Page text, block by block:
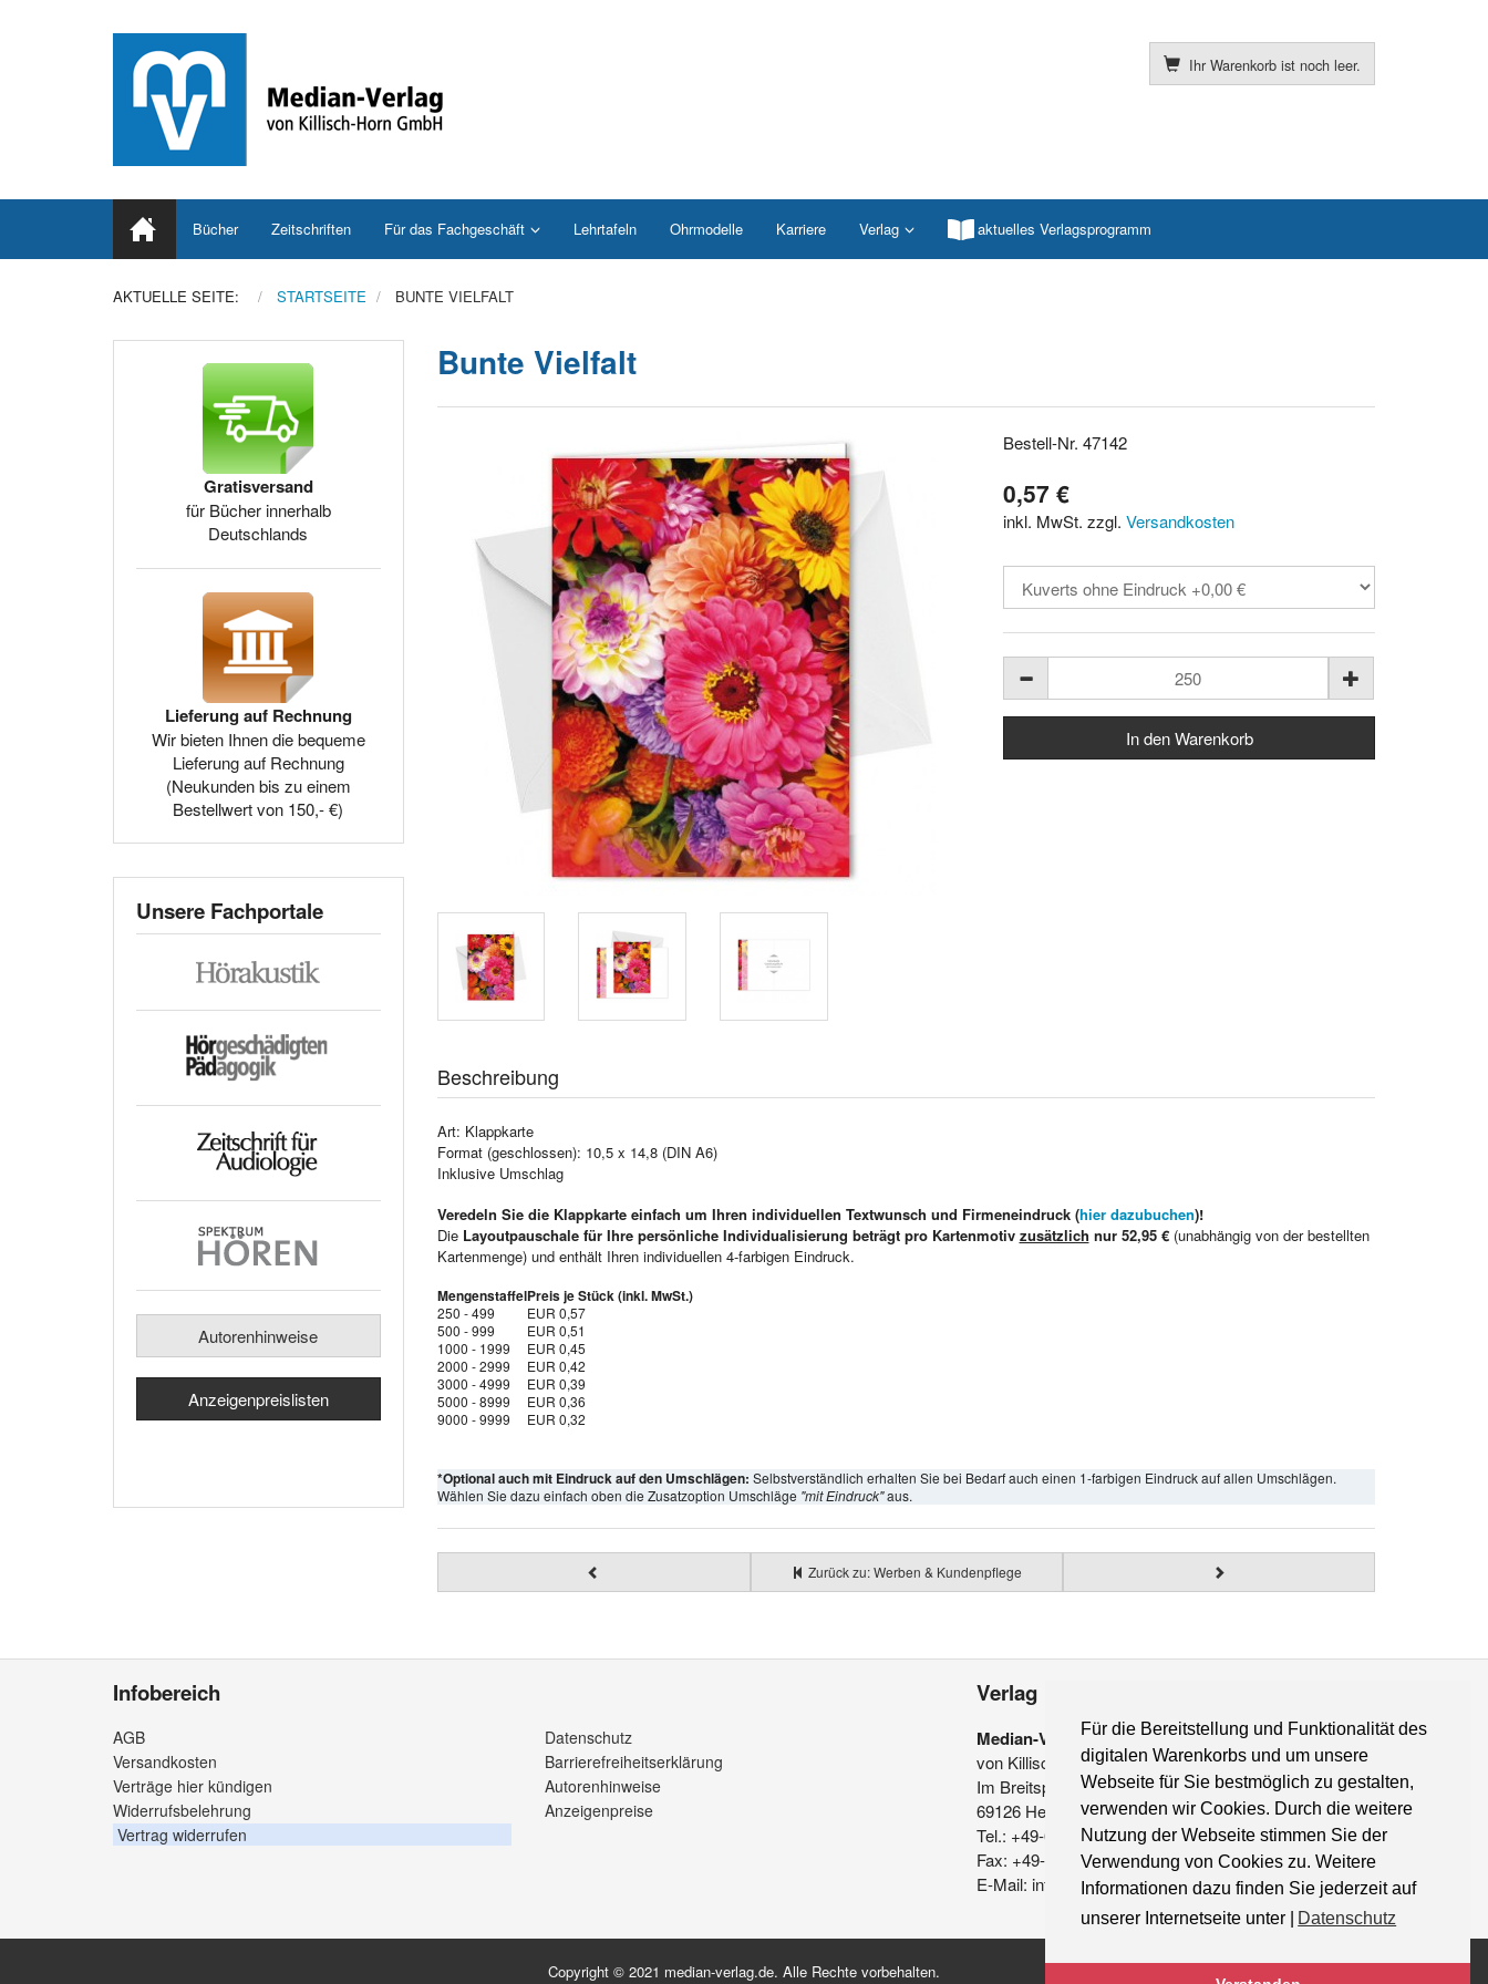
Für die Bereitstellung und Funktionalität des
digitalen Warenkorbs und um unsere
Webseite für Sie bestmöglich zu gestalten,
verwenden wir Cookies. Durch die weitere
Nutzung der Webseite stimmen Sie der
Verwendung von Cookies zu. Weitere
Informationen dazu finden Sie jederzeit auf
unserer Internetseite unter |
Datenschutz
Ihr Warenkorb ist noch leer.
Bücher Zeitschriften Für das Fachgeschäft Lehrtafeln Ohrmodelle Karriere Verlag aktuelles Verlagsprogramm
AKTUELLE SEITE: STARTSEITE BUNTE VIELFALT
Bunte Vielfalt
Bestell-Nr. 47142
0,57 €
inkl. MwSt. zzgl.Versandkosten
Beschreibung
Art: Klappkarte
Format (geschlossen): 10,5 x 14,8 (DIN A6)
Inklusive Umschlag
Veredeln Sie die Klappkarte einfach um Ihren individuellen Textwunsch und Firmeneindruck (hier dazubuchen)!
Die Layoutpauschale für Ihre persönliche Individualisierung beträgt pro Kartenmotiv zusätzlich nur 52,95 €(unabhängig von der bestellten
Kartenmenge) und enthält Ihren individuellen 4-farbigen Eindruck.
MengenstaffelPreis je Stück (inkl. MwSt.)
250 - 499
EUR 0,57
500 - 999
EUR 0,51
1000 - 1999
EUR 0,45
2000 - 2999
EUR 0,42
3000 - 4999
EUR 0,39
5000 - 8999
EUR 0,36
9000 - 9999
EUR 0,32
*Optional auch mit Eindruck auf den Umschlägen: Selbstverständlich erhalten Sie bei Bedarf auch einen 1-farbigen Eindruck auf allen Umschlägen.
Wählen Sie dazu einfach oben die Zusatzoption Umschläge "mit Eindruck"aus.
Zurück zu: Werben & Kundenpflege
Gratisversand
für Bücher innerhalb
Deutschlands
Lieferung auf Rechnung
Wir bieten Ihnen die bequeme
Lieferung auf Rechnung
(Neukunden bis zu einem
Bestellwert von 150,- €)
Unsere Fachportale
Autorenhinweise
Anzeigenpreislisten
Infobereich
AGB
Versandkosten
Verträge hier kündigen
Widerrufsbelehrung
Vertrag widerrufen
Datenschutz
Barrierefreiheitserklärung
Autorenhinweise
Anzeigenpreise
Verlag
Median-Verlag
von Killisch-Horn GmbH
Im Breitspiel 11 a
69126 Heidelberg
Tel.: +49-6221-90 509-0
Fax: +49-6221-90 509-20
E-Mail: info@median-verlag.de
Copyright © 2021 median-verlag.de. Alle Rechte vorbehalten.